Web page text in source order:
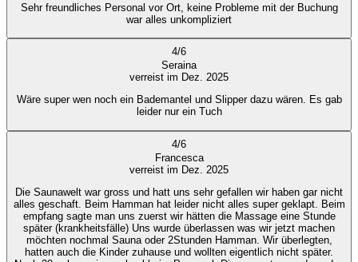
Sehr freundliches Personal vor Ort, keine Probleme mit der Buchung
war alles unkompliziert
4/6
Seraina
verreist im Dez. 2025
Wäre super wen noch ein Bademantel und Slipper dazu wären. Es gab
leider nur ein Tuch
4/6
Francesca
verreist im Dez. 2025
Die Saunawelt war gross und hatt uns sehr gefallen wir haben gar nicht
alles geschaft. Beim Hamman hat leider nicht alles super geklapt. Beim
empfang sagte man uns zuerst wir hätten die Massage eine Stunde
später (krankheitsfälle) Uns wurde überlassen was wir jetzt machen
möchten nochmal Sauna oder 2Stunden Hamman. Wir überlegten,
hatten auch die Kinder zuhause und wollten eigentlich nicht später.